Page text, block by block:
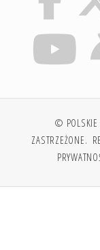
© POLSKIE
ZASTRZEŻONE.